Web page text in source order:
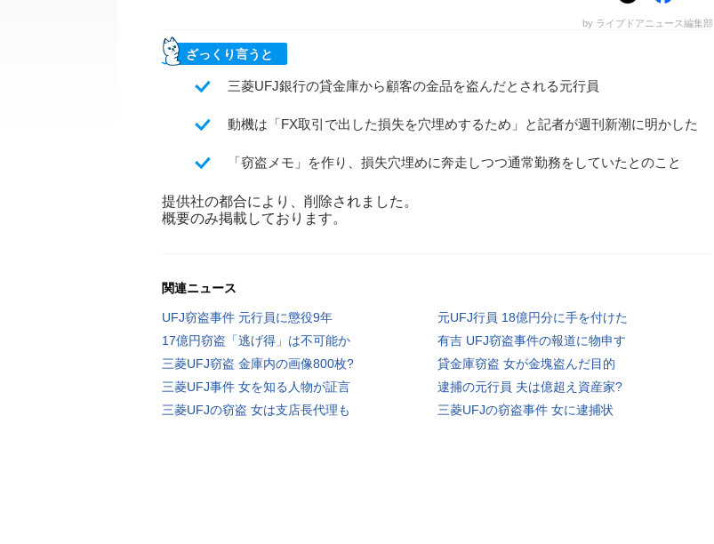
by ライブドアニュース編集部
ざっくり言うと
三菱UFJ銀行の貸金庫から顧客の金品を盗んだとされる元行員
動機は「FX取引で出した損失を穴埋めするため」と記者が週刊新潮に明かした
「窃盗メモ」を作り、損失穴埋めに奔走しつつ通常勤務をしていたとのこと
提供社の都合により、削除されました。
概要のみ掲載しております。
関連ニュース
UFJ窃盗事件 元行員に懲役9年
元UFJ行員 18億円分に手を付けた
17億円窃盗「逃げ得」は不可能か
有吉 UFJ窃盗事件の報道に物申す
三菱UFJ窃盗 金庫内の画像800枚?
貸金庫窃盗 女が金塊盗んだ目的
三菱UFJ事件 女を知る人物が証言
逮捕の元行員 夫は億超え資産家?
三菱UFJの窃盗 女は支店長代理も
三菱UFJの窃盗事件 女に逮捕状